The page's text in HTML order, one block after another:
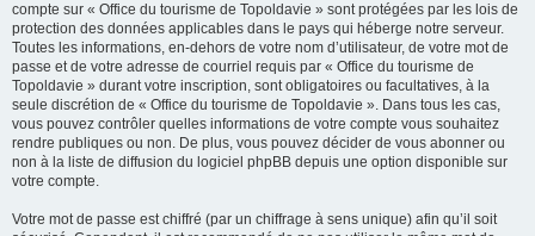
compte sur « Office du tourisme de Topoldavie » sont protégées par les lois de
protection des données applicables dans le pays qui héberge notre serveur.
Toutes les informations, en-dehors de votre nom d’utilisateur, de votre mot de
passe et de votre adresse de courriel requis par « Office du tourisme de
Topoldavie » durant votre inscription, sont obligatoires ou facultatives, à la
seule discrétion de « Office du tourisme de Topoldavie ». Dans tous les cas,
vous pouvez contrôler quelles informations de votre compte vous souhaitez
rendre publiques ou non. De plus, vous pouvez décider de vous abonner ou
non à la liste de diffusion du logiciel phpBB depuis une option disponible sur
votre compte.
Votre mot de passe est chiffré (par un chiffrage à sens unique) afin qu’il soit